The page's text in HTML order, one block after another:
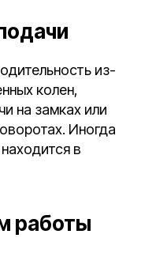
из-
колен,
на замках или
Иногда
в
работы